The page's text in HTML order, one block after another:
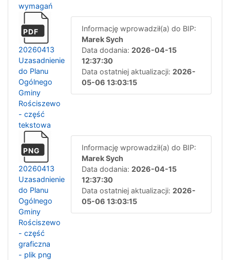
wymagań
PDF
20260413
Uzasadnienie
do Planu
Ogólnego
Gminy
Rościszewo
- część
tekstowa
Informację wprowadził(a) do BIP:
Marek Sych
Data dodania: 2026-04-15
12:37:30
Data ostatniej aktualizacji: 2026-
05-06 13:03:15
PNG
20260413
Uzasadnienie
do Planu
Ogólnego
Gminy
Rościszewo
- część
graficzna
- plik png
Informację wprowadził(a) do BIP:
Marek Sych
Data dodania: 2026-04-15
12:37:30
Data ostatniej aktualizacji: 2026-
05-06 13:03:15